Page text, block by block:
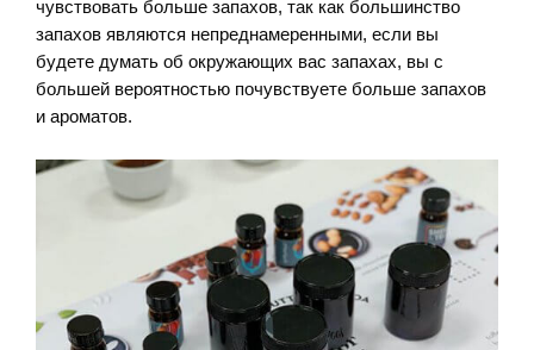
чувствовать больше запахов, так как большинство
запахов являются непреднамеренными, если вы
будете думать об окружающих вас запахах, вы с
большей вероятностью почувствуете больше запахов
и ароматов.